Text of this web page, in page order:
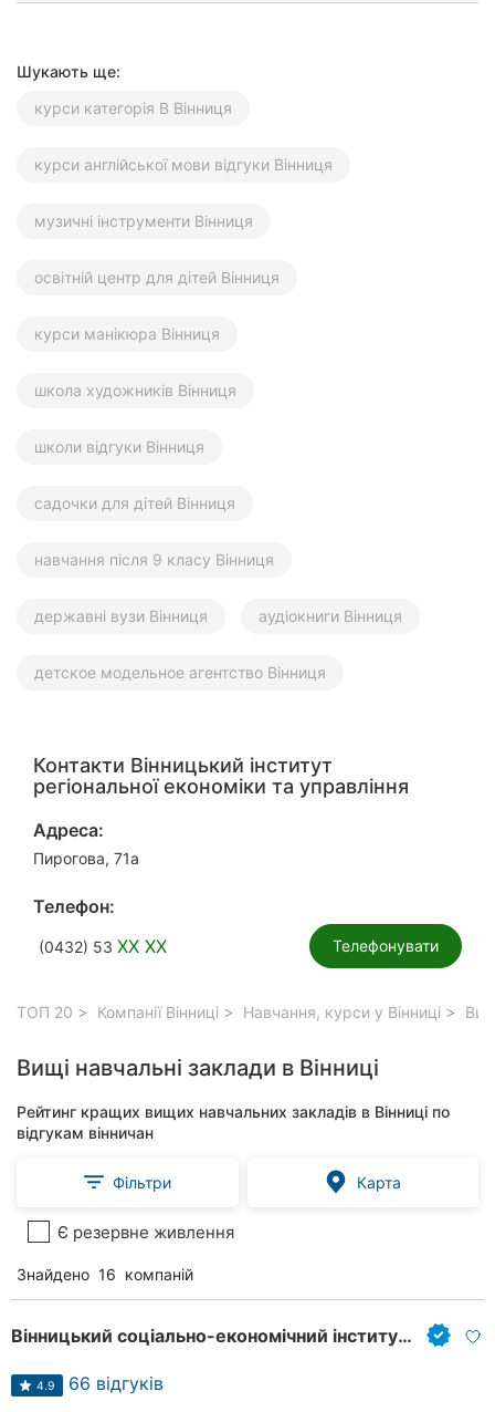
Шукають ще:
курси категорія В Вінниця
курси англійської мови відгуки Вінниця
музичні інструменти Вінниця
освітній центр для дітей Вінниця
курси манікюра Вінниця
школа художників Вінниця
школи відгуки Вінниця
садочки для дітей Вінниця
навчання після 9 класу Вінниця
державні вузи Вінниця аудіокниги Вінниця
детское модельное агентство Вінниця
Контакти Вінницький інститут
регіональної економіки та управління
Адреса:
Пирогова, 71а
Телефон:
(0432) 53 XX XX Телефонувати
ТОП 20 Компанії Вінниці Навчання, курси у Вінниці
Вищі навчальні заклади в Вінниці
Рейтинг кращих вищих навчальних закладів в Вінниці по
відгукам вінничан
Фільтри Карта
Є резервне живлення
Знайдено 16 компаній
Вінницький соціально-економічний інститут Університету «Україна»
4.9 66 відгуків